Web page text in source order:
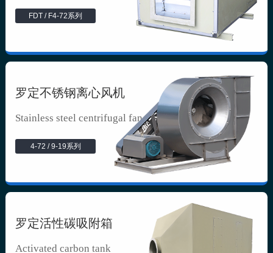
FDT / F4-72系列
罗定不锈钢离心风机
Stainless steel centrifugal fan
4-72 / 9-19系列
罗定活性碳吸附箱
Activated carbon tank